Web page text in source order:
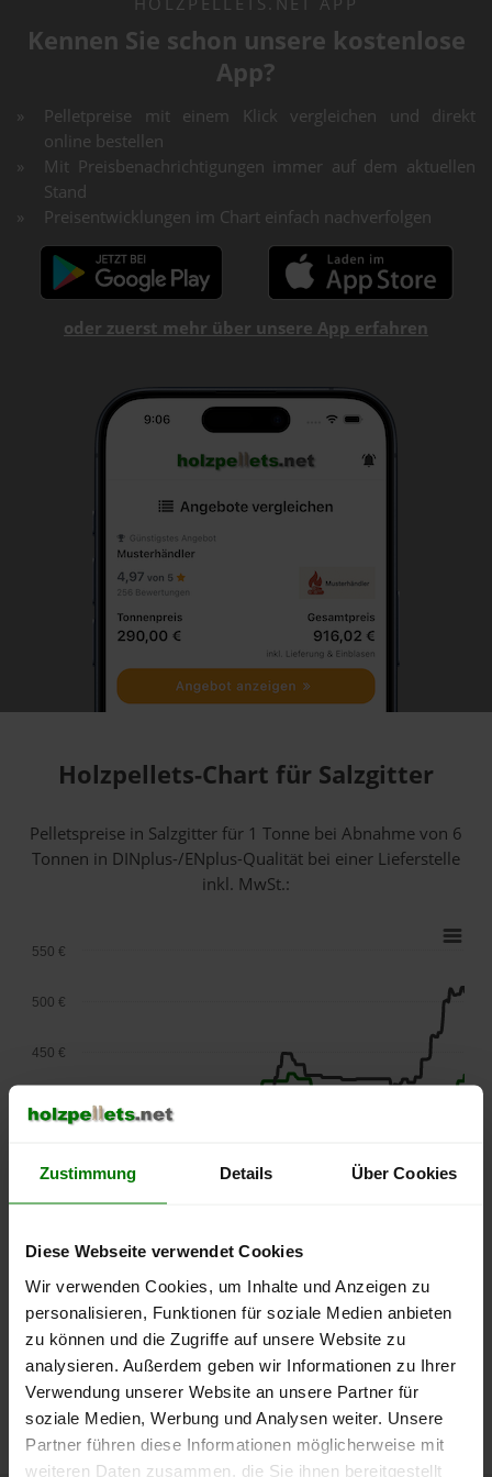
Zustimmung Details Über Cookies
Diese Webseite verwendet Cookies
Wir verwenden Cookies, um Inhalte und Anzeigen zu
personalisieren, Funktionen für soziale Medien anbieten
zu können und die Zugriffe auf unsere Website zu
analysieren. Außerdem geben wir Informationen zu Ihrer
Verwendung unserer Website an unsere Partner für
soziale Medien, Werbung und Analysen weiter. Unsere
Partner führen diese Informationen möglicherweise mit
weiteren Daten zusammen, die Sie ihnen bereitgestellt
Kennen Sie schon unsere kostenlose
App?
Pelletpreise mit einem Klick vergleichen und direkt
online bestellen
Mit Preisbenachrichtigungen immer auf dem aktuellen
Stand
Preisentwicklungen im Chart einfach nachverfolgen
oder zuerst mehr über unsere App erfahren
Holzpellets-Chart für Salzgitter
Pelletspreise in Salzgitter für 1 Tonne bei Abnahmevon 6
Tonnen in DINplus-/ENplus-Qualität bei einer Lieferstelle
inkl. MwSt.:
lose Ware Sackware
2025
2026
2026
250 €
300 €
400 €
450 €
500 €
550 €
Die aktuelle Preisentwicklung für Holzpellets in Deutschland
können Sie jederzeit auf unsererPelletspreise -Seite
nachvollziehen.